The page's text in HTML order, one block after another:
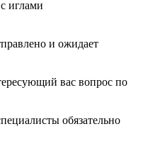
иглами
и ожидает
вас вопрос по
обязательно